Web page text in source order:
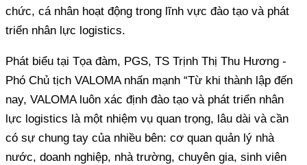
chức, cá nhân hoạt động trong lĩnh vực đào tạo và phát
triển nhân lực logistics.
Phát biểu tại Tọa đàm, PGS, TS Trịnh Thị Thu Hương -
Phó Chủ tịch VALOMA nhấn mạnh “Từ khi thành lập đến
nay, VALOMA luôn xác định đào tạo và phát triển nhân
lực logistics là một nhiệm vụ quan trọng, lâu dài và cần
có sự chung tay của nhiều bên: cơ quan quản lý nhà
nước, doanh nghiệp, nhà trường, chuyên gia, sinh viên